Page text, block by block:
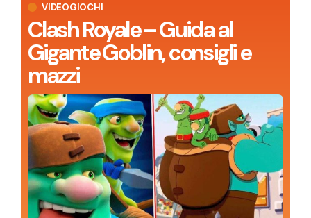
VIDEOGIOCHI
Clash Royale – Guida al
Gigante Goblin, consigli e
mazzi